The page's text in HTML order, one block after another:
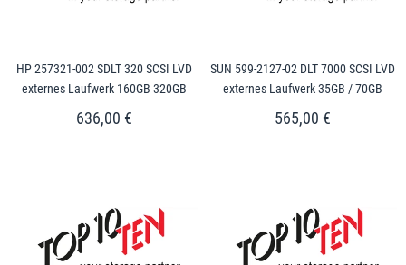
HP 257321-002 SDLT 320 SCSI LVD
externes Laufwerk 160GB 320GB
636,00 €
SUN 599-2127-02 DLT 7000 SCSI LVD
externes Laufwerk 35GB / 70GB
565,00 €